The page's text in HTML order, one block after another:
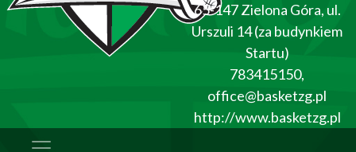
65-147 Zielona Góra, ul.
Urszuli 14 (za budynkiem
Startu)
783415150,
office@basketzg.pl
http://www.basketzg.pl